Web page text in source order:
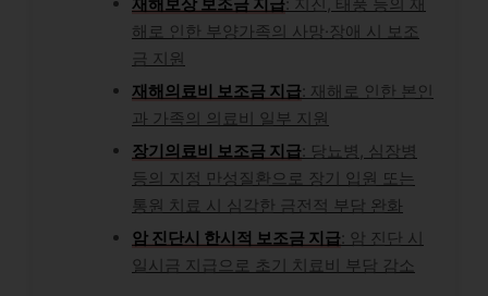
해로 인한 부양가족의 사망·장애 시 보조
금 지원
재해의료비 보조금 지급: 재해로 인한 본인
과 가족의 의료비 일부 지원
장기의료비 보조금 지급: 당뇨병, 심장병
등의 지정 만성질환으로 장기 입원 또는
통원 치료 시 심각한 금전적 부담 완화
암 진단시 한시적 보조금 지급: 암 진단 시
일시금 지급으로 초기 치료비 부담 감소